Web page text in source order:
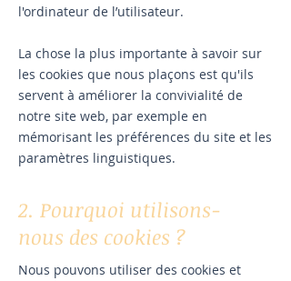
l'ordinateur de l’utilisateur.
La chose la plus importante à savoir sur
les cookies que nous plaçons est qu'ils
servent à améliorer la convivialité de
notre site web, par exemple en
mémorisant les préférences du site et les
paramètres linguistiques.
2. Pourquoi utilisons-
nous des cookies ?
Nous pouvons utiliser des cookies et